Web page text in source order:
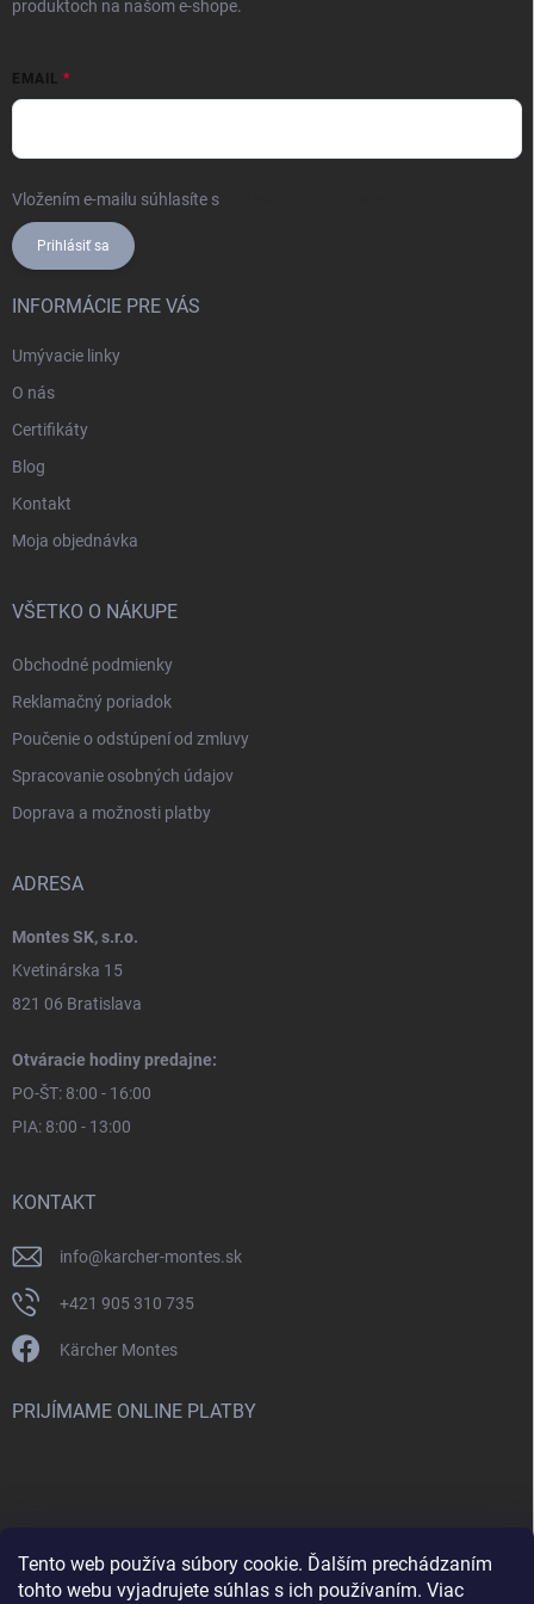
Tento web používa súbory cookie. Ďalším prechádzaním
tohto webu vyjadrujete súhlas s ich používaním. Viac
produktoch na našom e-shope.
EMAIL
Vložením e-mailu súhlasíte s
Prihlásiť sa
INFORMÁCIE PRE VÁS
Umývacie linky
O nás
Certifikáty
Blog
Kontakt
Moja objednávka
VŠETKO O NÁKUPE
Obchodné podmienky
Reklamačný poriadok
Poučenie o odstúpení od zmluvy
Spracovanie osobných údajov
Doprava a možnosti platby
ADRESA
Montes SK, s.r.o.
Kvetinárska 15
821 06 Bratislava
Otváracie hodiny predajne:
PO-ŠT: 8:00 - 16:00
PIA: 8:00 - 13:00
KONTAKT
info@karcher-montes.sk
+421 905 310 735
Kärcher Montes
PRIJÍMAME ONLINE PLATBY
Nenašli ste čo ste hľadali? Máte záujem o inú značku? Skúste
navštíviť aj našu stránku Montclean.sk